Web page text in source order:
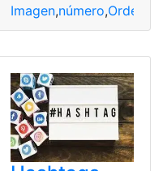
Preguntas,proceso
Imagen,número,